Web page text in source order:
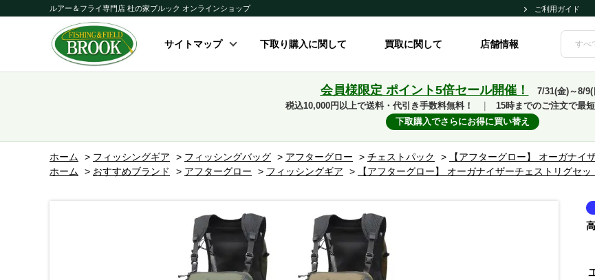
ルアー＆フライ専門店 杜の家ブルック オンラインショップ ご利用ガイド
サイトマップ 下取り購入に関して 買取に関して 店舗情報
会員様限定 ポイント5倍セール開催！
7/31(金)～8/9(
税込10,000円以上で送料・代引き手数料無料！
15時までのご注文で最
下取購入でさらにお得に買い替え
ホーム > フィッシングギア > フィッシングバッグ > アフターグロー > チェストパック >
【アフターグロー】 オーガナイ
ホーム
> おすすめブランド > アフターグロー > フィッシングギア > 【アフターグロー】 オーガナイザーチェストリグセッ